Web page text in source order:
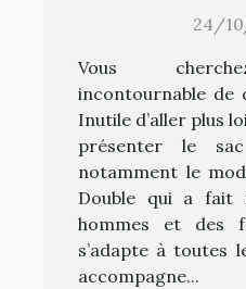
24/
Vous
incontournable de
Inutile d’aller plus
présenter le
notamment le
Double qui a fait
hommes et des
s’adapte à toutes
accompagne...